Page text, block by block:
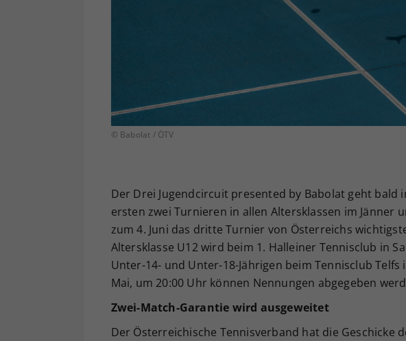
© Babolat / ÖTV
Der Drei Jugendcircuit presented by Babolat geht bald
ersten zwei Turnieren in allen Altersklassen im Jänner
zum 4. Juni das dritte Turnier von Österreichs
Altersklasse U12 wird beim 1. Halleiner Tennisclub in
Unter-14- und Unter-18-Jährigen beim Tennisclub Telfs
Mai, um 20:00 Uhr können Nennungen abgegeben
Zwei-Match-Garantie wird ausgeweitet
Der Österreichische Tennisverband hat die Geschicke